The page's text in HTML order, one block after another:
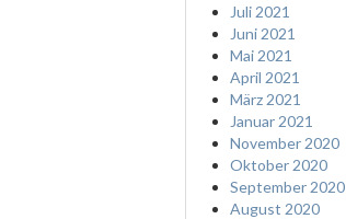
Juli 2021
Juni 2021
Mai 2021
April 2021
März 2021
Januar 2021
November 2020
Oktober 2020
September 2020
August 2020